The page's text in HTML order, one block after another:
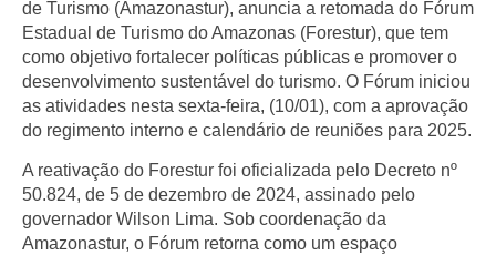
de Turismo (Amazonastur), anuncia a retomada do Fórum
Estadual de Turismo do Amazonas (Forestur), que tem
como objetivo fortalecer políticas públicas e promover o
desenvolvimento sustentável do turismo. O Fórum iniciou
as atividades nesta sexta-feira, (10/01), com a aprovação
do regimento interno e calendário de reuniões para 2025.
A reativação do Forestur foi oficializada pelo Decreto nº
50.824, de 5 de dezembro de 2024, assinado pelo
governador Wilson Lima. Sob coordenação da
Amazonastur, o Fórum retorna como um espaço